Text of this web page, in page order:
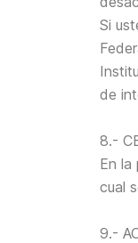
Si
de
8.-
En la
cual
9.-